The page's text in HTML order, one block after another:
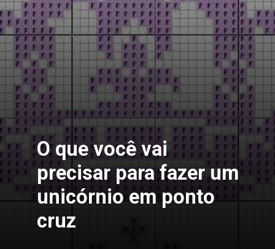
O que você vai
precisar para fazer um
unicórnio em ponto
cruz